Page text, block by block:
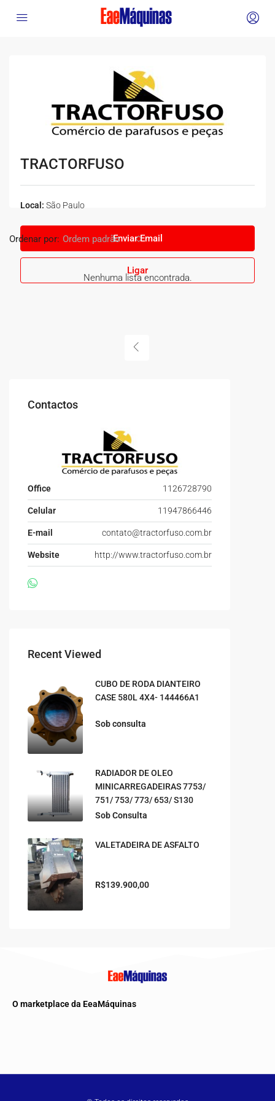
TRACTORFUSO
Local: São Paulo
Enviar Email
Ligar
Ordenar por: Ordem padrão
Nenhuma lista encontrada.
Contactos
Office 1126728790
Celular 11947866446
E-mail contato@tractorfuso.com.br
Website http://www.tractorfuso.com.br
Recent Viewed
CUBO DE RODA DIANTEIRO
CASE 580L 4X4- 144466A1
Sob consulta
RADIADOR DE OLEO
MINICARREGADEIRAS 7753/
751/ 753/ 773/ 653/ S130
Sob Consulta
VALETADEIRA DE ASFALTO
R$139.900,00
O marketplace da EeaMáquinas